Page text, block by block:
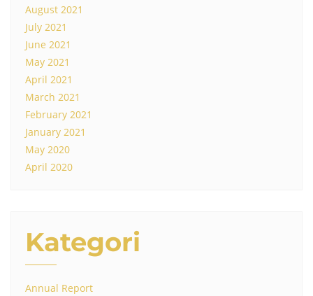
August 2021
July 2021
June 2021
May 2021
April 2021
March 2021
February 2021
January 2021
May 2020
April 2020
Kategori
Annual Report